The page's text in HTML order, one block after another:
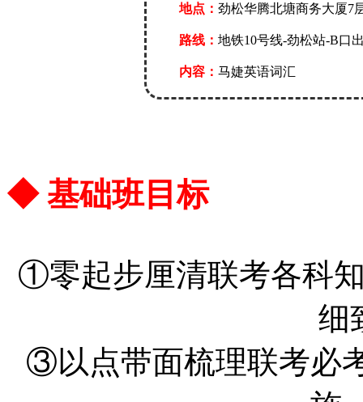
地点： 劲松华腾北塘商务大厦7
路线： 地铁10号线-劲松站-B口
内容： 马婕英语词汇
◆ 基础班目标
①零起步厘清联考各科
细
③以点带面梳理联考